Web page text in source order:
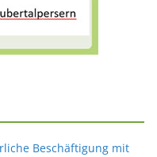
Beschäftigung mit